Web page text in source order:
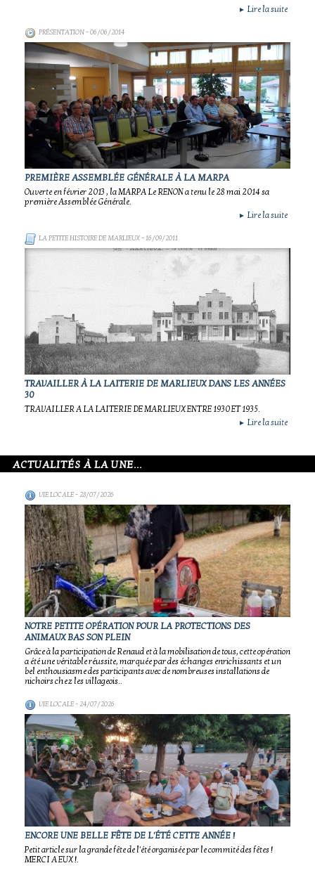
► Lire la suite
PRÉSENTATION- 06/06/2014
PREMIÈRE ASSEMBLÉE GÉNÉRALE À LA MARPA
Ouverte en février 2013 , la MARPA Le RENON a tenu le 28 mai 2014 sa
première Assemblée Générale.
► Lire la suite
LA PETITE HISTOIRE DE MARLIEUX- 16/09/2011
TRAVAILLER À LA LAITERIE DE MARLIEUX DANS LES ANNÉES
30
TRAVAILLER A LA LAITERIE DE MARLIEUX ENTRE 1930 ET 1935.
► Lire la suite
ACTUALITÉS À LA UNE...
VIE LOCALE- 28/07/2026
NOTRE PETITE OPÉRATION POUR LA PROTECTIONS DES
ANIMAUX BAS SON PLEIN
Grâce à la participation de Renaud et à la mobilisation de tous, cette opération
a été une véritable réussite, marquée par des échanges enrichissants et un
bel enthousiasme des participants avec de nombreuses installations de
nichoirs chez les villageois..
VIE LOCALE- 24/07/2026
ENCORE UNE BELLE FÊTE DE L'ÉTÉ CETTE ANNÉE !
Petit article sur la grande fête de l'été organisée par le commité des fêtes !
MERCI A EUX !.